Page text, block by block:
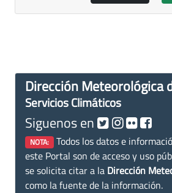
Dirección Meteorológica
Servicios Climáticos
Siguenos en
NOTA: Todos los datos e
este Portal son de acceso y uso
se solicita citar a la Dirección
como la fuente de la información.